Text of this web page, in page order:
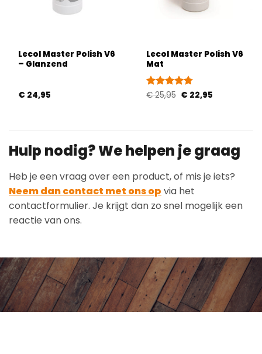
Lecol Master Polish V6
– Glanzend
€ 24,95
Lecol Master Polish V6
Mat
Gewaardeerd
€25,95 Oorspronkelijke
€ 22,95
Hulp nodig? We helpen je graag
Heb je een vraag over een product, of mis je iets?
Neem dan contact met ons op via het
contactformulier. Je krijgt dan zo snel mogelijk een
reactie van ons.